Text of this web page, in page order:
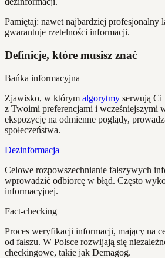
Pamiętaj: nawet najbardziej profesjonalny
gwarantuje rzetelności informacji.
Definicje, które musisz znać
Bańka informacyjna
Zjawisko, w którym algorytmy serwują Ci
z Twoimi preferencjami i wcześniejszymi
ekspozycję na odmienne poglądy,
społeczeństwa.
Dezinformacja
Celowe rozpowszechnianie fałszywych
wprowadzić odbiorcę w błąd. Często
informacyjnej.
Fact-checking
Proces weryfikacji informacji, mający na
od fałszu. W Polsce rozwijają się
checkingowe, takie jak Demagog.